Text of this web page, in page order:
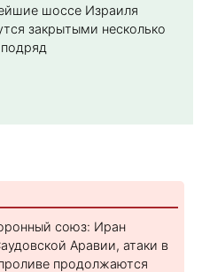
шоссе Израиля
закрытыми несколько
союз: Иран
Аравии, атаки в
продолжаются